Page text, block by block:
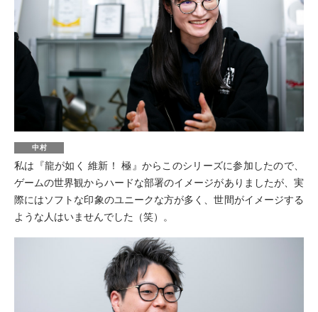
中村
私は『龍が如く 維新！ 極』からこのシリーズに参加したので、
ゲームの世界観からハードな部署のイメージがありましたが、実
際にはソフトな印象のユニークな方が多く、世間がイメージする
ような人はいませんでした（笑）。